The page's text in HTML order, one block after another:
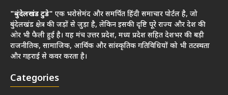
"बुंदेलखंड टुडे" एक भरोसेमंद और समर्पित हिंदी समाचार पोर्टल है, जो
बुंदेलखंड क्षेत्र की जड़ों से जुड़ा है, लेकिन इसकी दृष्टि पूरे राज्य और देश की
ओर भी फैली हुई है। यह मंच उत्तर प्रदेश, मध्य प्रदेश सहित देशभर की बड़ी
राजनीतिक, सामाजिक, आर्थिक और सांस्कृतिक गतिविधियों को भी तटस्थता
और गहराई से कवर करता है।
Categories